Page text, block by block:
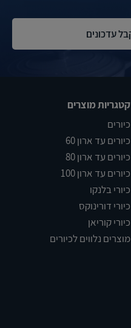
קטגריות מוצרים
כיורים
כיורים עד ארון 60
כיורים עד ארון 80
כיורים עד ארון 100
כיורי בלנקו
כיורי דורינוקס
כיורי קוריאן
מוצרים נלווים לכיורים